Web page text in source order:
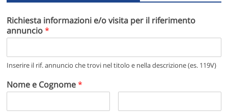
Richiesta informazioni e/o visita per il riferimento
annuncio*
Inserire il rif. annuncio che trovi nel titolo e nella descrizione (es. 119V)
Nome e Cognome*